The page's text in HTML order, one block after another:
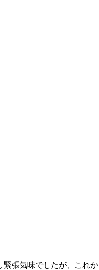
張気味でしたが、これ